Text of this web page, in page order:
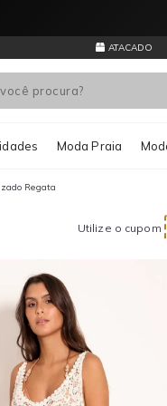
ATACADO
Moda Praia
Regata
Utilize o cupom